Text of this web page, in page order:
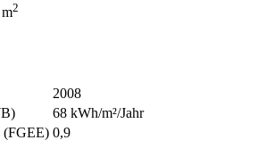
2
2008
68 kWh/m²/Jahr
(FGEE) 0,9